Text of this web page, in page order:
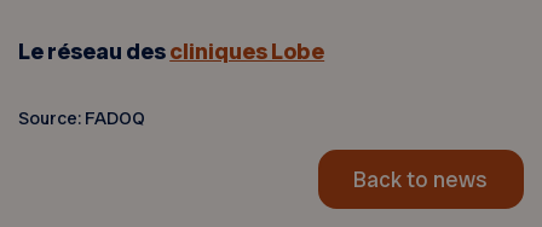
Le réseau descliniques Lobe
Source: FADOQ
Back to news